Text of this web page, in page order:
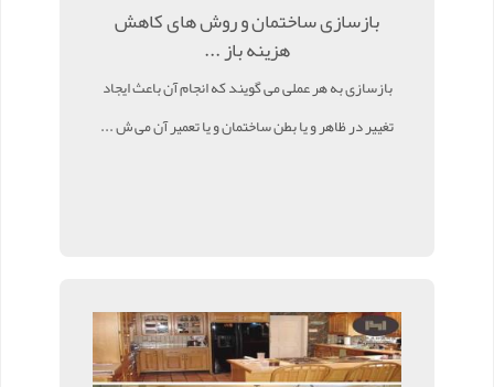
بازسازی ساختمان و روش های کاهش
هزینه باز ...
بازسازی به هر عملی می گویند که انجام آن باعث ایجاد
تغییر در ظاهر و یا بطن ساختمان و یا تعمیر آن می ش ...